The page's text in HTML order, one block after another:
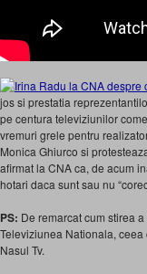
jos si prestatia
pe centura televiziunilor
vremuri grele pentru
Monica Ghiurco si
afirmat la CNA ca, de acum
hotari daca sunt sau nu
PS: De remarcat cum stirea
Televiziunea Nationala,
Nasul Tv.